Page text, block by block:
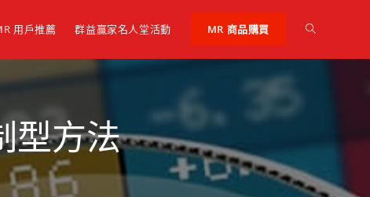
用戶推薦 群益贏家名人堂活動 MR 商品購買
型方法